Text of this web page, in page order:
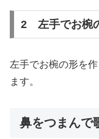
2 左手でお椀
左手でお椀の形を
ます。
鼻をつまんで